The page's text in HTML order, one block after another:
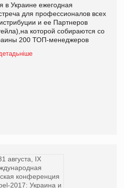
в Украине ежегодная
для профессионалов всех
и ее Партнеров
которой собираются со
200 ТОП-менеджеров